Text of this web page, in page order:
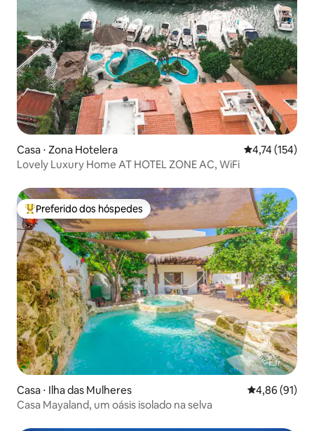
Casa ⋅ Zona Hotelera 4,74 de uma
4,74 (154)
Lovely Luxury Home AT HOTEL ZONE AC, WiFi
Entre os melhores preferidos dos hóspedes
Preferido dos hóspedes
Casa ⋅ Ilha das Mulheres 4,86 de uma
4,86 (91)
Casa Mayaland, um oásis isolado na selva